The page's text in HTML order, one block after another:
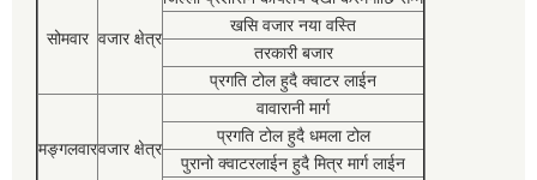
सोमवार वजार क्षेत्र
खसि वजार नया वस्ति
तरकारी बजार
प्रगति टोल हुदै क्वाटर लाईन
मङ्गलवारवजार क्षेत्र
वावारानी मार्ग
प्रगति टोल हुदै धमला टोल
पुरानो क्वाटरलाईन हुदै मित्र मार्ग लाईन